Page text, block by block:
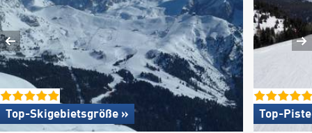
Top-Skigebietsgröße » Top-